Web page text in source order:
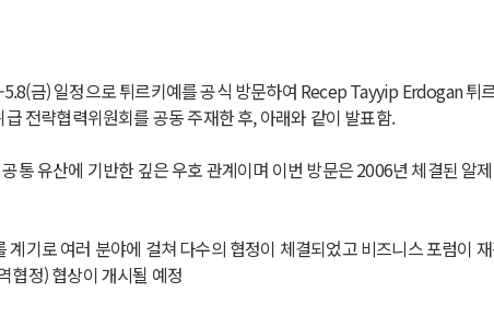
금) 일정으로 튀르키예를 공식 방문하여 Recep Tayyip Erdogan 튀
전략협력위원회를 공동 주재한 후, 아래와 같이 발표함.
통 유산에 기반한 깊은 우호 관계이며 이번 방문은 2006년 체결된 알
기로 여러 분야에 걸쳐 다수의 협정이 체결되었고 비즈니스 포럼이
협정) 협상이 개시될 예정